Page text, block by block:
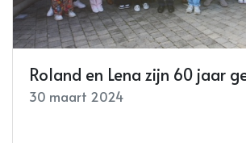
Roland en Lena zijn 60 jaar
30 maart 2024